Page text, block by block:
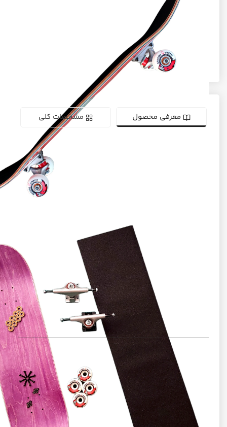
پکیج طلایی:
اسکیت‌برد + کمک ابزار یادگیری + آچار چندکاره
اسکیت برد کامل
اسکیت برد
اسکیت برد مبتدی
معرفی محصول مشخصات کلی
اسکیت‌برد حرفه‌ای طرح Skate Mental
اگر به‌دنبال یک اسکیت‌برد حرفه‌ای، خوش‌کیفیت و آماده‌ی
استفاده هستید، این ست دقیقاً همان چیزی‌ست که
این اسکیت‌برد با استفاده از قطعات حرفه‌ای از برندهای معتبر
جهانی مونتاژ شده و انتخابی عالی برایاسکیترهای مبتدی تا
حتی حرفه‌ای‌هایی است که به دنبال یک
اسکیت‌برد قابل اعتماد و در عین حال اقتصادی هستند.
مشخصات فنی و قطعات اسکیت برد
دک برند Skate Mental هفت لایه چوب افرای کانادایی
(Canadian Maple)